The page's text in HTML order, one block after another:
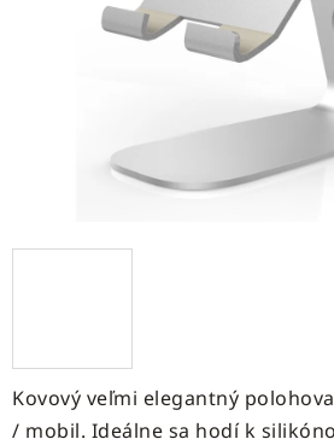
Kovový veľmi elegantný
/ mobil. Ideálne sa hodí k
hviezdičiek.